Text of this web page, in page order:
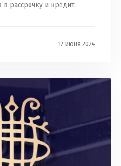
рассрочку и кредит.
17 июня 2024